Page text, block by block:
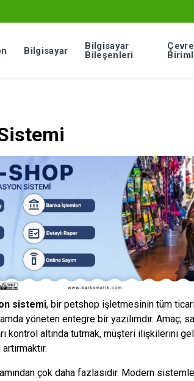
Bilgisayar
Bilgisayar
Bileşenleri
Çevre
sistemi, bir petshop işletmesinin tüm
yöneten entegre bir yazılımdır. Amaç;
kontrol altında tutmak, müşteri ilişkilerini
çok daha fazlasıdır. Modern